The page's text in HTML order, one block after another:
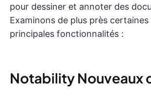
pour dessiner et annoter des
Examinons de plus près certaines
principales fonctionnalités :
Notability Nouveaux